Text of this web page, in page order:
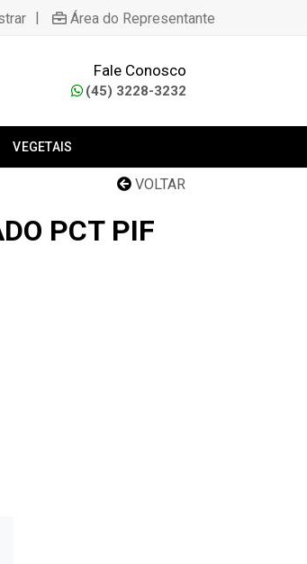
| Área do Representante
Fale Conosco
(45) 3228-3232
VEGETAIS
VOLTAR
PCT PIF